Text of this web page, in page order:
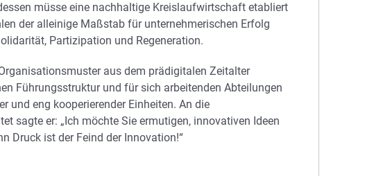
müsse eine nachhaltige Kreislaufwirtschaft etabliert
der alleinige Maßstab für unternehmerischen Erfolg
Partizipation und Regeneration.
aus dem prädigitalen Zeitalter
Führungsstruktur und für sich arbeitenden Abteilungen
und eng kooperierender Einheiten. An die
sagte er: „Ich möchte Sie ermutigen, innovativen Ideen
Druck ist der Feind der Innovation!“